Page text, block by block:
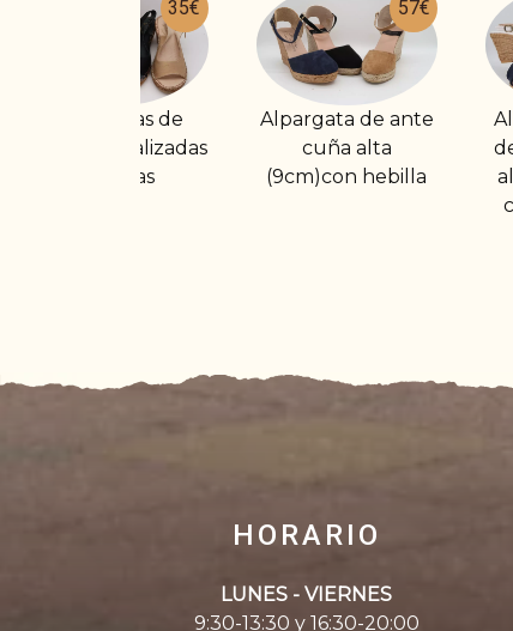
57€
Alpargata de ante
cuña alta
(9cm)con hebilla
56€
Alpargata abierta
de lona con cuña
alta (7cm) sujeta
HORARIO
LUNES - VIERNES
9:30-13:30 y 16:30-20:00